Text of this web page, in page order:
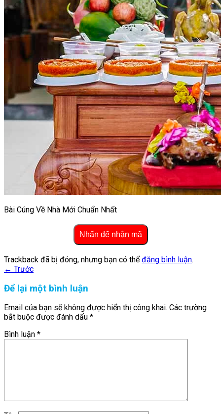
Bài Cúng Về Nhà Mới Chuẩn Nhất
Nhấn để nhận mã
Trackback đã bị đóng, nhưng bạn có thểđăng bình luận.
← Trước
Để lại một bình luận
Email của bạn sẽ không được hiển thị công khai. Các trường
bắt buộc được đánh dấu *
Bình luận *